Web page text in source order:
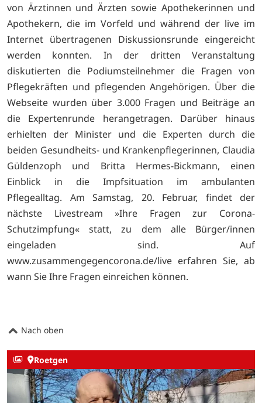
von Ärztinnen und Ärzten sowie Apothekerinnen und
Apothekern, die im Vorfeld und während der live im
Internet übertragenen Diskussionsrunde eingereicht
werden konnten. In der dritten Veranstaltung
diskutierten die Podiumsteilnehmer die Fragen von
Pflegekräften und pflegenden Angehörigen. Über die
Webseite wurden über 3.000 Fragen und Beiträge an
die Expertenrunde herangetragen. Darüber hinaus
erhielten der Minister und die Experten durch die
beiden Gesundheits- und Krankenpflegerinnen, Claudia
Güldenzoph und Britta Hermes-Bickmann, einen
Einblick in die Impfsituation im ambulanten
Pflegealltag. Am Samstag, 20. Februar, findet der
nächste Livestream »Ihre Fragen zur Corona-
Schutzimpfung« statt, zu dem alle Bürger/innen
eingeladen sind. Auf
www.zusammengegencorona.de/live erfahren Sie, ab
wann Sie Ihre Fragen einreichen können.
Nach oben
Roetgen